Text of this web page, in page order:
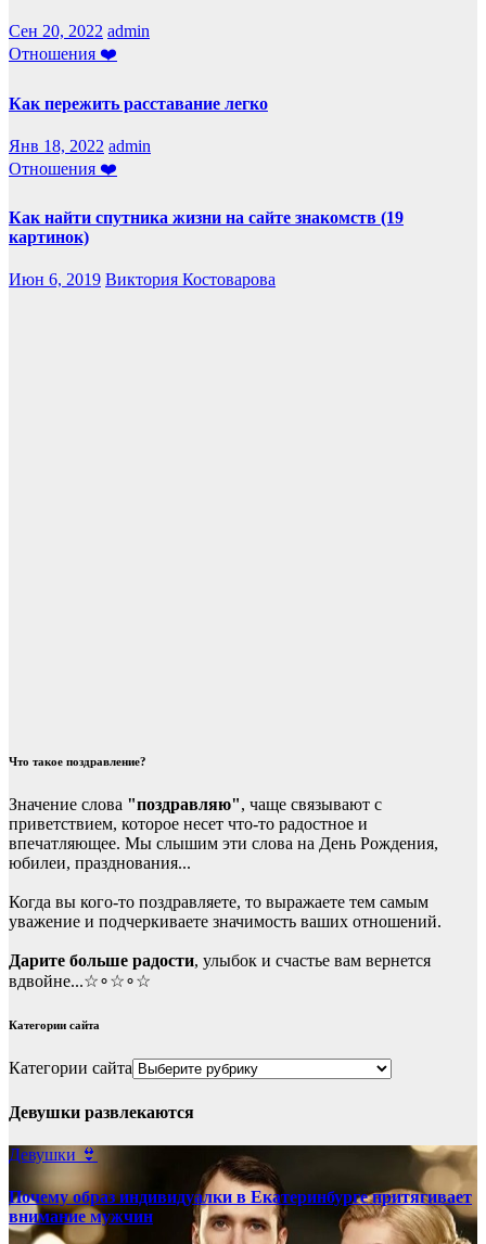
Сен 20, 2022 admin
Отношения ❤️
Как пережить расставание легко
Янв 18, 2022 admin
Отношения ❤️
Как найти спутника жизни на сайте знакомств (19
картинок)
Июн 6, 2019 Виктория Костоварова
Что такое поздравление?
Значение слова "поздравляю", чаще связывают с
приветствием, которое несет что-то радостное и
впечатляющее. Мы слышим эти слова на День Рождения,
юбилеи, празднования...
Когда вы кого-то поздравляете, то выражаете тем самым
уважение и подчеркиваете значимость ваших отношений.
Дарите больше радости, улыбок и счастье вам вернется
вдвойне...☆∘☆∘☆
Категории сайта
Категории сайта
Девушки развлекаются
Девушки 👙
Почему образ индивидуалки в Екатеринбурге притягивает
внимание мужчин